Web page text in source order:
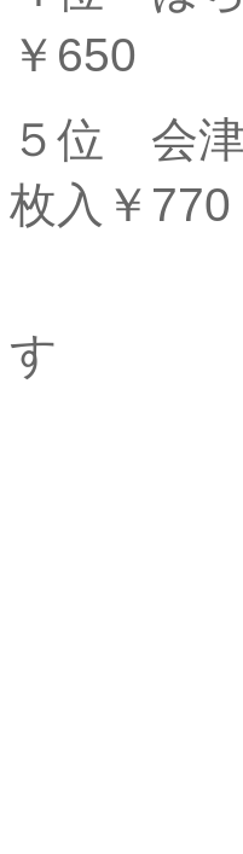
￥650
５
枚入￥
す